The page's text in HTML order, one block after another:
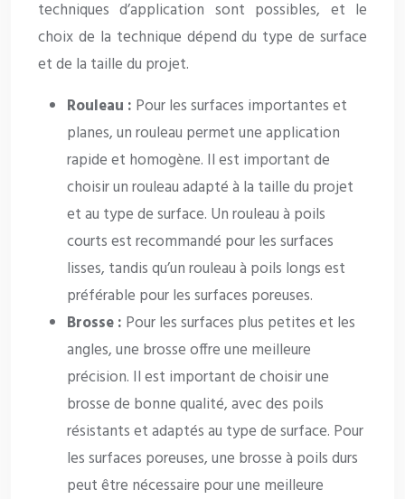
techniques d’application sont possibles, et le
choix de la technique dépend du type de surface
et de la taille du projet.
Rouleau : Pour les surfaces importantes et
planes, un rouleau permet une application
rapide et homogène. Il est important de
choisir un rouleau adapté à la taille du projet
et au type de surface. Un rouleau à poils
courts est recommandé pour les surfaces
lisses, tandis qu’un rouleau à poils longs est
préférable pour les surfaces poreuses.
Brosse : Pour les surfaces plus petites et les
angles, une brosse offre une meilleure
précision. Il est important de choisir une
brosse de bonne qualité, avec des poils
résistants et adaptés au type de surface. Pour
les surfaces poreuses, une brosse à poils durs
peut être nécessaire pour une meilleure